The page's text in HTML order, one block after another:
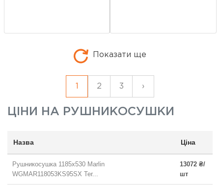
Показати ще
2 3 ›
ЦІНИ НА РУШНИКОСУШКИ
Назва Ціна
Рушникосушка 1185x530 Marlin
WGMAR118053KS95SX Ter...
13072 ₴/
шт